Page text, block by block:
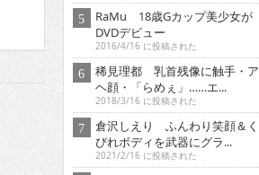
RaMu 18歳Gカップ美少女が
DVDデビュー
2016/4/16 に投稿された
稀見理都 乳首残像に触手・ア
ヘ顔・「らめぇ」……エ...
2018/3/16 に投稿された
倉沢しえり ふんわり笑顔＆く
びれボディを武器にグラ...
2021/2/16 に投稿された